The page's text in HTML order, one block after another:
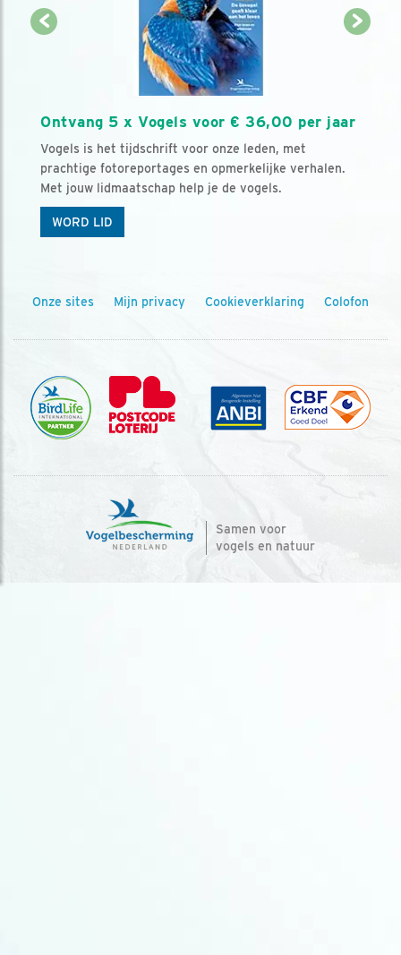
Ontvang 5 x Vogels voor € 36,00 per jaar
Vogels is het tijdschrift voor onze leden, met
prachtige fotoreportages en opmerkelijke verhalen.
Met jouw lidmaatschap help je de vogels.
WORD LID
Onze sites Mijn privacy Cookieverklaring Colofon
Samen voor
vogels en natuur